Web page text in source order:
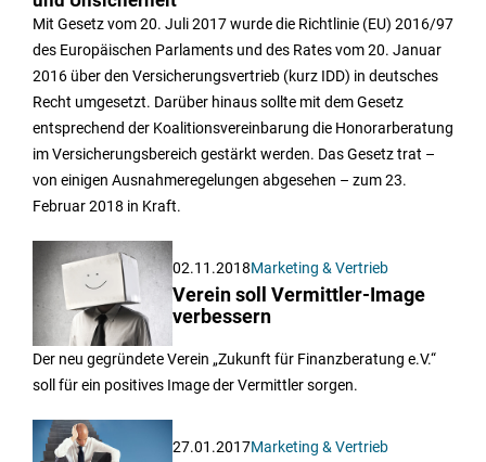
Mit Gesetz vom 20. Juli 2017 wurde die Richtlinie (EU) 2016/97
des Europäischen Parlaments und des Rates vom 20. Januar
2016 über den Versicherungsvertrieb (kurz IDD) in deutsches
Recht umgesetzt. Darüber hinaus sollte mit dem Gesetz
entsprechend der Koalitionsvereinbarung die Honorarberatung
im Versicherungsbereich gestärkt werden. Das Gesetz trat –
von einigen Ausnahmeregelungen abgesehen – zum 23.
Februar 2018 in Kraft.
02.11.2018Marketing & Vertrieb
Verein soll Vermittler-Image
verbessern
Der neu gegründete Verein „Zukunft für Finanzberatung e.V.“
soll für ein positives Image der Vermittler sorgen.
27.01.2017Marketing & Vertrieb